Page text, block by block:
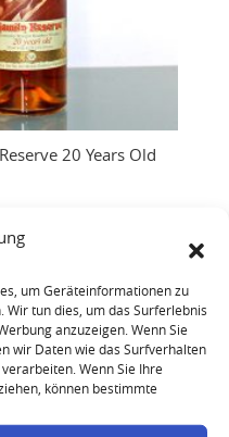
um Geräteinformationen zu
tun dies, um das Surferlebnis
anzuzeigen. Wenn Sie
wir Daten wie das Surfverhalten
Wenn Sie Ihre
können bestimmte
20 Years Old